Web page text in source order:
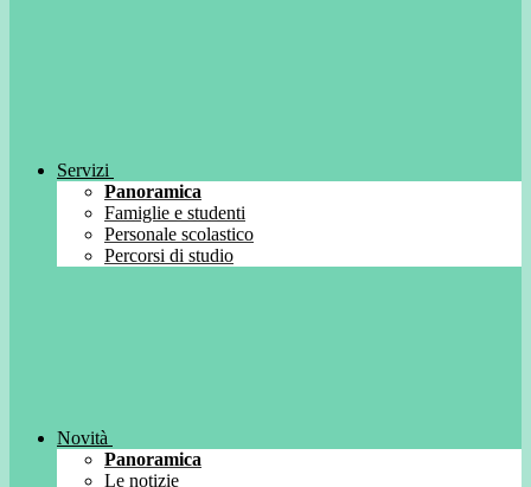
Servizi
Panoramica
Famiglie e studenti
Personale scolastico
Percorsi di studio
Novità
Panoramica
Le notizie